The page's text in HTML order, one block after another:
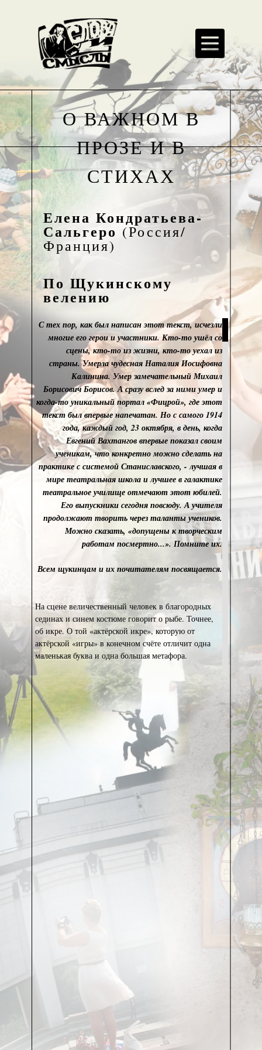
О ВАЖНОМ В
ПРОЗЕ И В
СТИХАХ
Елена Кондратьева-
Сальгеро (Россия/
Франция)
С тех пор, как был написан этот текст, исчезли
многие его герои и участники. Кто-то ушёл со
сцены, кто-то из жизни, кто-то уехал из
страны. Умерла чудесная Наталия Иосифовна
Калинина. Умер замечательный Михаил
Борисович Борисов. А сразу вслед за ними умер и
когда-то уникальный портал «Фицрой», где этот
текст был впервые напечатан. Но с самого 1914
года, каждый год, 23 октября, в день, когда
Евгений Вахтангов впервые показал своим
ученикам, что конкретно можно сделать на
практике с системой Станиславского, - лучшая в
мире театральная школа и лучшее в галактике
театральное училище отмечают этот юбилей.
Его выпускники сегодня повсюду. А учителя
продолжают творить через таланты учеников.
Можно сказать, «допущены к творческим
работам посмертно...». Помните их.
Всем щукинцам и их почитателям посвящается.
На сцене величественный человек в благородных
сединах и синем костюме говорит о рыбе. Точнее,
об икре. О той «актёрской икре», которую от
актёрской «игры» в конечном счёте отличит одна
маленькая буква и одна большая метафора.
Представьте себе великое множество икринок,
говорит человек в благородных сединах. Если
каждая икринка непременно станет артистом и тоже
начнёт метать икру, нам с вами будет элементарно
не протолкаться от метро Арбатская до самых
подступов к Большому Николопесковскому
переулку и дому 12-а. А им всем, не доеденным
жизнью или не сменившим вовремя артистическую
ориентацию на другую профессиональную
пригодность – никак не уместиться на этой сцене.
Поэтому, это даже хорошо, что не все из тех, кого
вы увидите здесь сегодня, в конечном счёте станут
актёрами. Кого-то раздавят и не заметят. Кого-то
приветят и забудут. Кого-то съедят. Кто-то бросит
всё и уйдёт сам.
показать.
из судей выпускного IV курса одной особенной
группы студентов – первой азербайджанской студии
набора 2016. Не все в ней приехали
непосредственно из бывшей союзной республики,
некоторые присоединились прямо из столицы, с
московским акцентом. И за это им пришлось
По Щукинскому
велению